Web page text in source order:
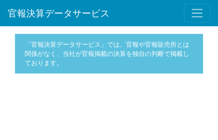
官報決算データサービス
「官報決算データサービス」では、官報や官報販売所とは
関係がなく、当社が官報掲載の決算を独自の判断で掲載し
ております。